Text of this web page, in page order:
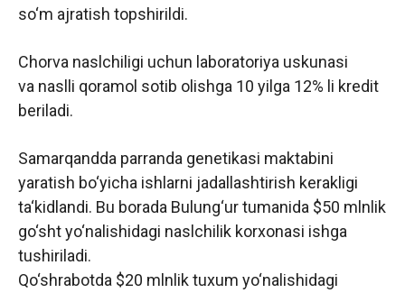
so‘m ajratish topshirildi.
Chorva naslchiligi uchun laboratoriya uskunasi
va naslli qoramol sotib olishga 10 yilga 12% li kredit
beriladi.
Samarqandda parranda genetikasi maktabini
yaratish bo‘yicha ishlarni jadallashtirish kerakligi
ta‘kidlandi. Bu borada Bulung‘ur tumanida $50 mlnlik
go‘sht yo‘nalishidagi naslchilik korxonasi ishga
tushiriladi.
Qo‘shrabotda $20 mlnlik tuxum yo‘nalishidagi